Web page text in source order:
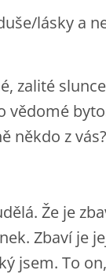
lásky a
zalité
vědomé
někdo z vás?
Že je
Zbaví je
jsem. To